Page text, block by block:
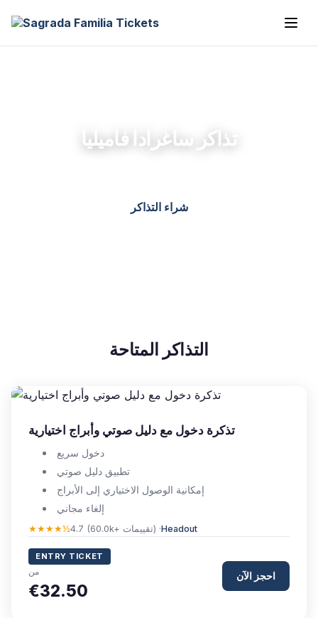
تذاكر ساغرادا فاميليا
شراء التذاكر
التذاكر المتاحة
تذكرة دخول مع دليل صوتي وأبراج اختيارية
دخول سريع
تطبيق دليل صوتي
إمكانية الوصول الاختياري إلى الأبراج
إلغاء مجاني
★★★★½ 4.7 (60.0k+ تقييمات) ·Headout
ENTRY TICKET
من
€32.50
احجز الآن